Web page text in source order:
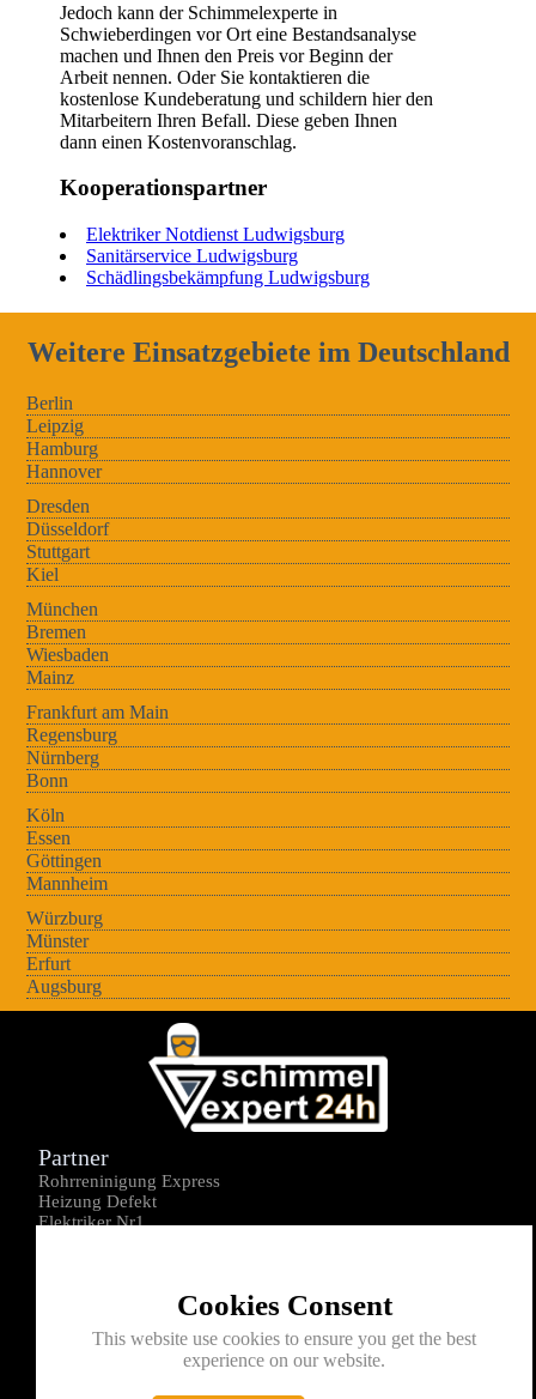
Jedoch kann der Schimmelexperte in
Schwieberdingen vor Ort eine Bestandsanalyse
machen und Ihnen den Preis vor Beginn der
Arbeit nennen. Oder Sie kontaktieren die
kostenlose Kundeberatung und schildern hier den
Mitarbeitern Ihren Befall. Diese geben Ihnen
dann einen Kostenvoranschlag.
Kooperationspartner
Elektriker Notdienst Ludwigsburg
Sanitärservice Ludwigsburg
Schädlingsbekämpfung Ludwigsburg
Weitere Einsatzgebiete im Deutschland
Berlin
Leipzig
Hamburg
Hannover
Dresden
Düsseldorf
Stuttgart
Kiel
München
Bremen
Wiesbaden
Mainz
Frankfurt am Main
Regensburg
Nürnberg
Bonn
Köln
Essen
Göttingen
Mannheim
Würzburg
Münster
Erfurt
Augsburg
Cookies Consent
This website use cookies to ensure you get the best
experience on our website.
Partner
Rohrreninigung Express
Heizung Defekt
Elektriker Nr1
Kontakt